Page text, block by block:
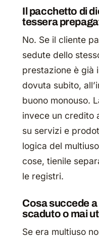
Il pacchetto di
tessera
No. Se il cliente
sedute dello
prestazione è già
dovuta subito,
buono monouso.
invece un credito
su servizi e
logica del
cose, tienile
le registri.
Cosa succede
scaduto o mai
Se era multiuso